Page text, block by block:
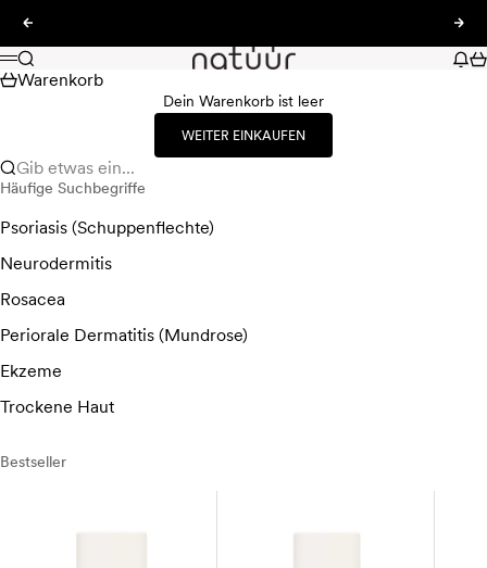
Zurück
Vor
natüür
Menü
Suche
Warenkorb
Dein Warenkorb ist leer
WEITER EINKAUFEN
Gib etwas ein...
Häufige Suchbegriffe
Psoriasis (Schuppenflechte)
Neurodermitis
Rosacea
Periorale Dermatitis (Mundrose)
Ekzeme
Trockene Haut
Bestseller